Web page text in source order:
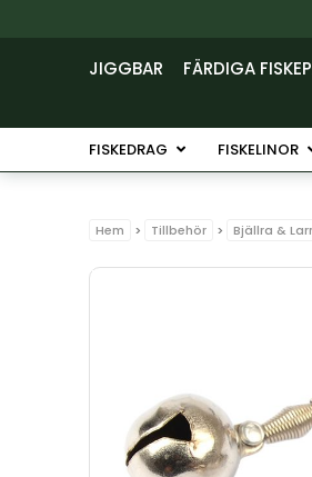
JIGGBAR FÄRDIGA
FISKEDRAG ÖppnaFISKELINOR
Hem > Tillbehör > Bjällra &